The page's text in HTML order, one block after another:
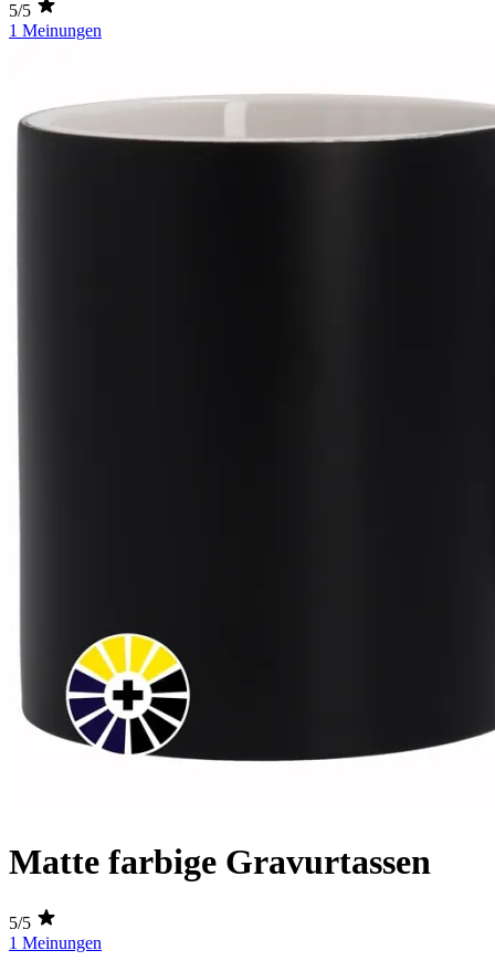
5/5
1 Meinungen
Matte farbige Gravurtassen
5/5
1 Meinungen